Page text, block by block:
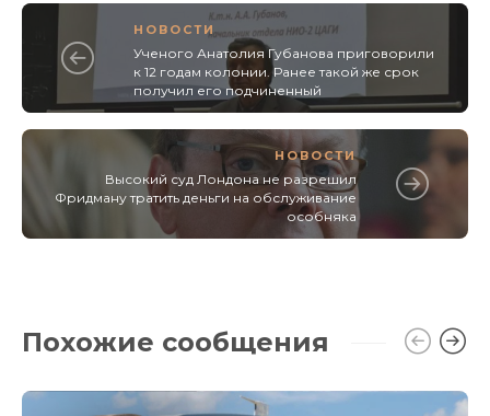
НОВОСТИ
Ученого Анатолия Губанова приговорили
к 12 годам колонии. Ранее такой же срок
получил его подчиненный
НОВОСТИ
Высокий суд Лондона не разрешил
Фридману тратить деньги на обслуживание
особняка
Похожие сообщения